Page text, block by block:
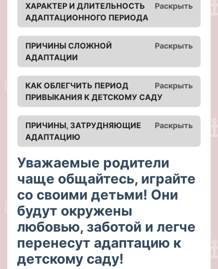
Раскрыть
ХАРАКТЕР И ДЛИТЕЛЬНОСТЬ
АДАПТАЦИОННОГО ПЕРИОДА
Раскрыть
ПРИЧИНЫ СЛОЖНОЙ
АДАПТАЦИИ
Раскрыть
КАК ОБЛЕГЧИТЬ ПЕРИОД
ПРИВЫКАНИЯ К ДЕТСКОМУ САДУ
Раскрыть
ПРИЧИНЫ, ЗАТРУДНЯЮЩИЕ
АДАПТАЦИЮ
Уважаемые родители
чаще общайтесь, играйте
со своими детьми! Они
будут окружены
любовью, заботой и легче
перенесут адаптацию к
детскому саду!